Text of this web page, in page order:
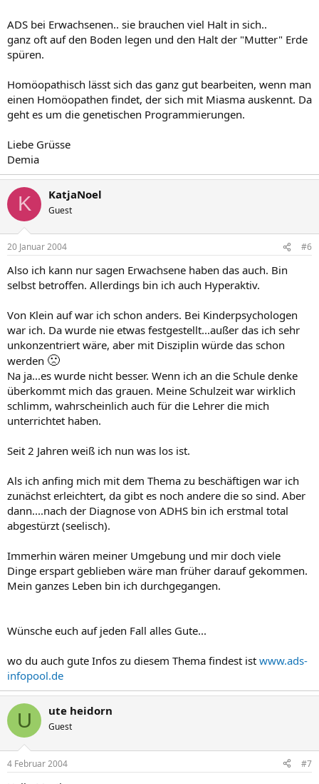
ADS bei Erwachsenen.. sie brauchen viel Halt in sich..
ganz oft auf den Boden legen und den Halt der "Mutter" Erde
spüren.
Homöopathisch lässt sich das ganz gut bearbeiten, wenn man
einen Homöopathen findet, der sich mit Miasma auskennt. Da
geht es um die genetischen Programmierungen.
Liebe Grüsse
Demia
K KatjaNoel
Guest
20 Januar 2004 #6
Also ich kann nur sagen Erwachsene haben das auch. Bin
selbst betroffen. Allerdings bin ich auch Hyperaktiv.
Von Klein auf war ich schon anders. Bei Kinderpsychologen
war ich. Da wurde nie etwas festgestellt...außer das ich sehr
unkonzentriert wäre, aber mit Disziplin würde das schon
werden 🙁
Na ja...es wurde nicht besser. Wenn ich an die Schule denke
überkommt mich das grauen. Meine Schulzeit war wirklich
schlimm, wahrscheinlich auch für die Lehrer die mich
unterrichtet haben.
Seit 2 Jahren weiß ich nun was los ist.
Als ich anfing mich mit dem Thema zu beschäftigen war ich
zunächst erleichtert, da gibt es noch andere die so sind. Aber
dann....nach der Diagnose von ADHS bin ich erstmal total
abgestürzt (seelisch).
Immerhin wären meiner Umgebung und mir doch viele
Dinge erspart geblieben wäre man früher darauf gekommen.
Mein ganzes Leben bin ich durchgegangen.
Wünsche euch auf jeden Fall alles Gute...
wo du auch gute Infos zu diesem Thema findest ist www.ads-
infopool.de
U ute heidorn
Guest
4 Februar 2004 #7